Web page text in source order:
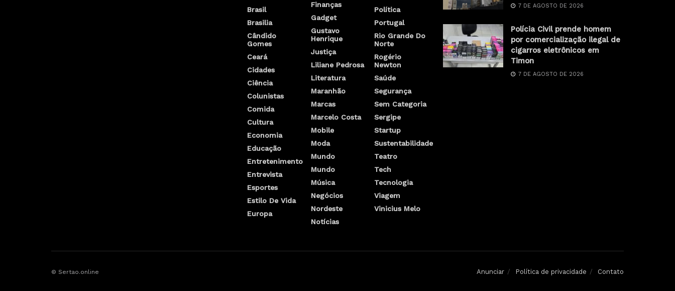
Brasil
Brasilia
Cândido
Gomes
Ceará
Cidades
Ciência
Colunistas
Comida
Cultura
Economia
Educação
Entretenimento
Entrevista
Esportes
Estilo De Vida
Europa
Finanças
Gadget
Gustavo
Henrique
Justiça
Liliane Pedrosa
Literatura
Maranhão
Marcas
Marcelo Costa
Mobile
Moda
Mundo
Mundo
Música
Negócios
Nordeste
Notícias
Política
Portugal
Rio Grande Do
Norte
Rogério
Newton
Saúde
Segurança
Sem Categoria
Sergipe
Startup
Sustentabilidade
Teatro
Tech
Tecnologia
Viagem
Vinicius Melo
7 DE AGOSTO DE 2026
Polícia Civil prende homem
por comercialização ilegal de
cigarros eletrônicos em
Timon
7 DE AGOSTO DE 2026
Anunciar Política de privacidade Contato
© Sertao.online